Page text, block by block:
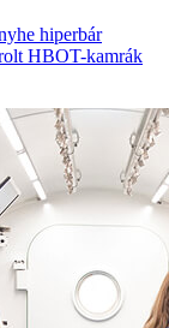
hiperbár
HBOT-kamrák